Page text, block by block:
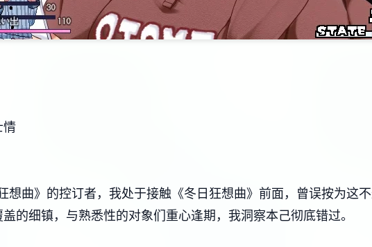
情
想曲》的控订者，我处于接触《冬日狂想曲》前面，曾误按为这
的细镇，与熟悉性的对象们重心逢期，我洞察本己彻底错过。